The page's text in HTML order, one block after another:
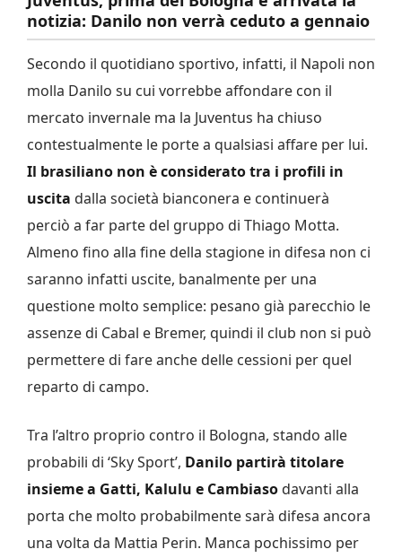
notizia: Danilo non verrà ceduto a gennaio
Secondo il quotidiano sportivo, infatti, il Napoli non
molla Danilo su cui vorrebbe affondare con il
mercato invernale ma la Juventus ha chiuso
contestualmente le porte a qualsiasi affare per lui.
Il brasiliano non è considerato tra i profili in
uscita dalla società bianconera e continuerà
perciò a far parte del gruppo di Thiago Motta.
Almeno fino alla fine della stagione in difesa non ci
saranno infatti uscite, banalmente per una
questione molto semplice: pesano già parecchio le
assenze di Cabal e Bremer, quindi il club non si può
permettere di fare anche delle cessioni per quel
reparto di campo.
Tra l’altro proprio contro il Bologna, stando alle
probabili di ‘Sky Sport’, Danilo partirà titolare
insieme a Gatti, Kalulu e Cambiaso davanti alla
porta che molto probabilmente sarà difesa ancora
una volta da Mattia Perin. Manca pochissimo per